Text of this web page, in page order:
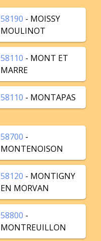
58190 - MOISSY
MOULINOT
58110 - MONT ET
MARRE
58110 - MONTAPAS
58700 -
MONTENOISON
58120 - MONTIGNY
EN MORVAN
58800 -
MONTREUILLON